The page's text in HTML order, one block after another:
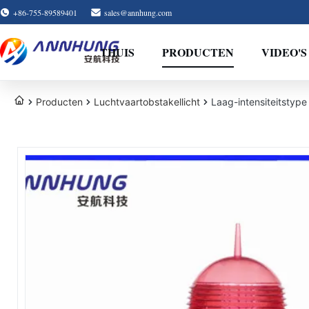
+86-755-89589401 sales@annhung.com
THUIS PRODUCTEN VIDEO'S
Producten Luchtvaartobstakellicht Laag-intensiteitstype